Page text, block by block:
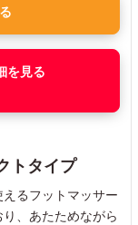
を見る
トタイプ
るフットマッサー
、あたためながら